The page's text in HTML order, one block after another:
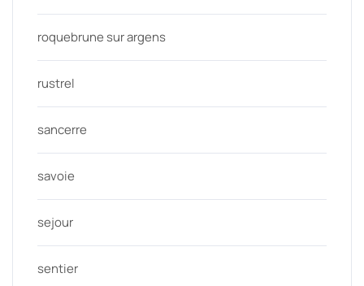
roquebrune sur argens
rustrel
sancerre
savoie
sejour
sentier